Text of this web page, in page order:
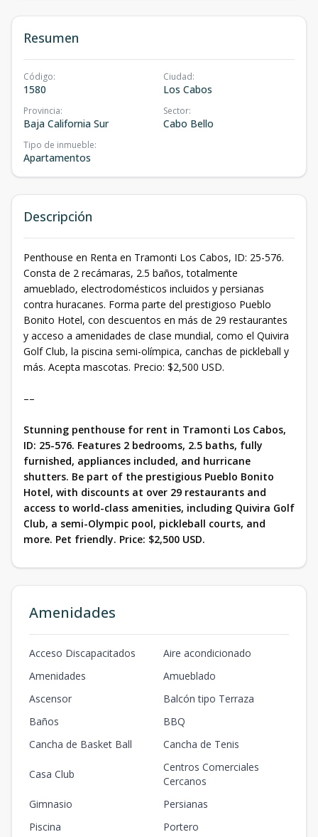
Resumen
Código:
1580
Ciudad:
Los Cabos
Provincia:
Baja California Sur
Sector:
Cabo Bello
Tipo de inmueble:
Apartamentos
Descripción
Penthouse en Renta en Tramonti Los Cabos, ID: 25-576.
Consta de 2 recámaras, 2.5 baños, totalmente
amueblado, electrodomésticos incluidos y persianas
contra huracanes. Forma parte del prestigioso Pueblo
Bonito Hotel, con descuentos en más de 29 restaurantes
y acceso a amenidades de clase mundial, como el Quivira
Golf Club, la piscina semi-olímpica, canchas de pickleball y
más. Acepta mascotas. Precio: $2,500 USD.
––
Stunning penthouse for rent in Tramonti Los Cabos,
ID: 25-576. Features 2 bedrooms, 2.5 baths, fully
furnished, appliances included, and hurricane
shutters. Be part of the prestigious Pueblo Bonito
Hotel, with discounts at over 29 restaurants and
access to world-class amenities, including Quivira Golf
Club, a semi-Olympic pool, pickleball courts, and
more. Pet friendly. Price: $2,500 USD.
Amenidades
Acceso Discapacitados
Aire acondicionado
Amenidades
Amueblado
Ascensor
Balcón tipo Terraza
Baños
BBQ
Cancha de Basket Ball
Cancha de Tenis
Casa Club
Centros Comerciales
Cercanos
Gimnasio
Persianas
Piscina
Portero